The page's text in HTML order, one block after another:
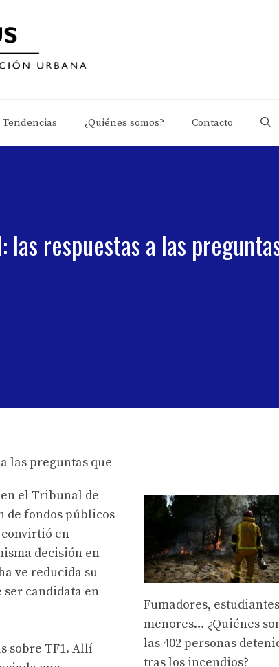
Tendencias ¿Quiénes somos? Contacto
respuestas a las
el Tribunal de
de fondos públicos
convirtió en
decisión en
ve reducida su
candidata en
sobre TF1. Allí
Fumadores,
menores… ¿Quiénes
las 402 personas
tras los incendios?